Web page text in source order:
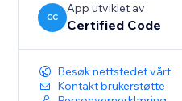
CC
App utviklet av
Certified Code
Besøk nettstedet vårt
Kontakt brukerstøtte